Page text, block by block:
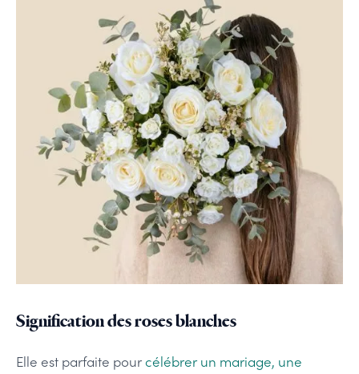
Signification des roses blanches
Elle est parfaite pourcélébrer un mariage, une